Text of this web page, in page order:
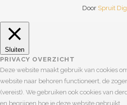
Door Spruit
Sluiten
PRIVACY OVERZICHT
Deze website maakt gebruik van cookies
website naar behoren functioneert, de
(vereist). We gebruiken ook cookies van
en begrijpen hoe je deze website gebruikt.